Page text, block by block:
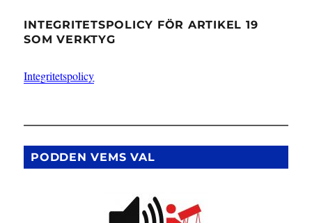
INTEGRITETSPOLICY FÖR ARTIKEL 19
SOM VERKTYG
Integritetspolicy
PODDEN VEMS VAL